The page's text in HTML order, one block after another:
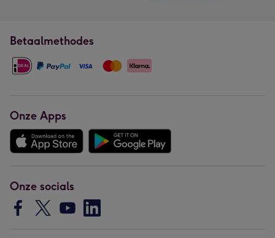
Betaalmethodes
Onze Apps
Onze socials